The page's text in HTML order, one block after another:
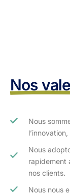
Nos
Nous
Nous
rapidement
nos clients.​
Nous nous